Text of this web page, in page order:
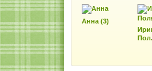
Анна (3)